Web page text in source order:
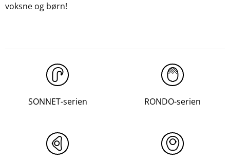
voksne og børn!
SONNET-serien RONDO-serien